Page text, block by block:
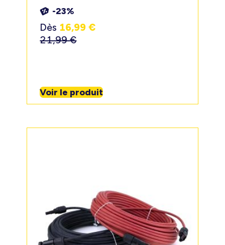
-23%
Dès 16,99€
21,99€
Voir le produit